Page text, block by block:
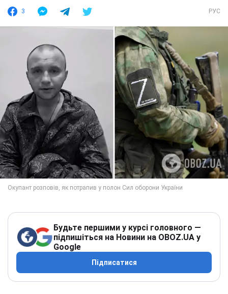
3 РУС
Будьте першими у курсі головного —
підпишіться на Новини на OBOZ.UA у
Google
Підписатися